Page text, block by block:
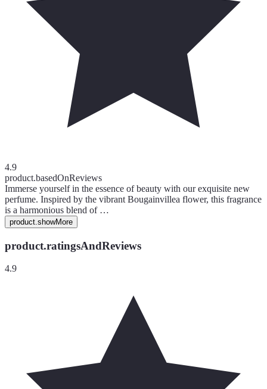
4.9
product.basedOnReviews
Immerse yourself in the essence of beauty with our exquisite new
perfume. Inspired by the vibrant Bougainvillea flower, this fragrance
is a harmonious blend of …
product.showMore
product.ratingsAndReviews
4.9